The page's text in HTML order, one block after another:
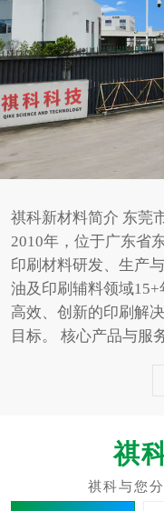
祺科新材料简介 东莞
2010年，位于广东省
印刷材料研发、生产
油及印刷辅料领域15+
高效、创新的印刷解
目标。 核心产品与服